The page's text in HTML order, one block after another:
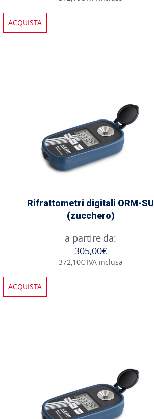
ACQUISTA
Rifrattometri digitali ORM-SU
(zucchero)
a partire da:
305,00€
372,10€ IVA inclusa
ACQUISTA